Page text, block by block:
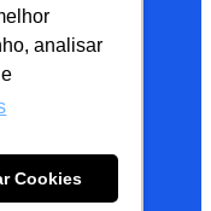
analisar
Cookies